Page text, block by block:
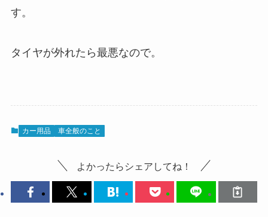
す。
タイヤが外れたら最悪なので。
カー用品 車全般のこと
よかったらシェアしてね！